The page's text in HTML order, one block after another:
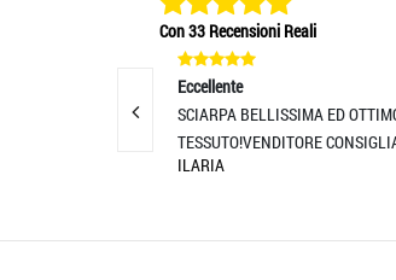
Con 33 Recensioni Reali
SCIARPA BELLISSIMA ED OTTIMO
TESSUTO!VENDITORE CONSIGLIATISS